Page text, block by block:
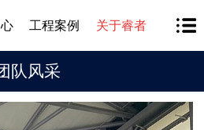
工程案例 关于睿者
队风采